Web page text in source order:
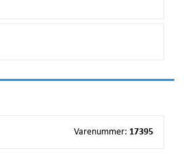
Varenummer: 17395